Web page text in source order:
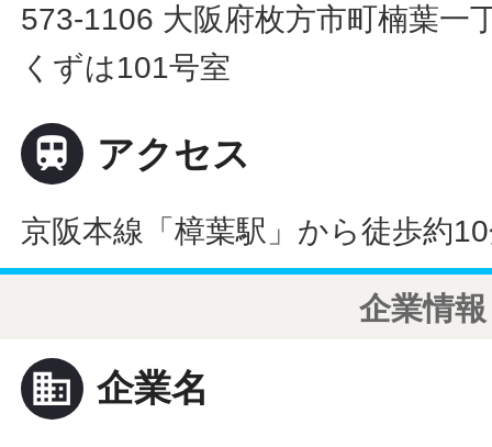
573-1106 大阪府枚方市町楠葉一
くずは101号室
 アクセス
京阪本線「樟葉駅」から徒歩約
企業情報
business 企業名